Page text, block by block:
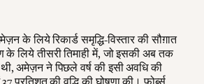
के लिये रिकार्ड समृद्धि-विस्तार की सौग़ात
लिये तीसरी तिमाही में, जो इसकी अब तक
अमेज़न ने पिछले वर्ष की इसी अवधि की